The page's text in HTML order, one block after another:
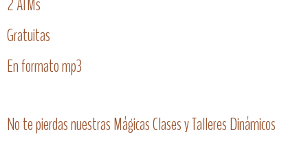
2 ATMs
Gratuitas
En formato mp3
No te pierdas nuestras Mágicas Clases y Talleres Dinámicos